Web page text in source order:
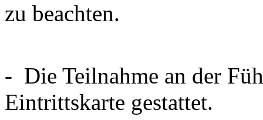
zu beachten.
- Die Teilnahme an der
Eintrittskarte gestattet.